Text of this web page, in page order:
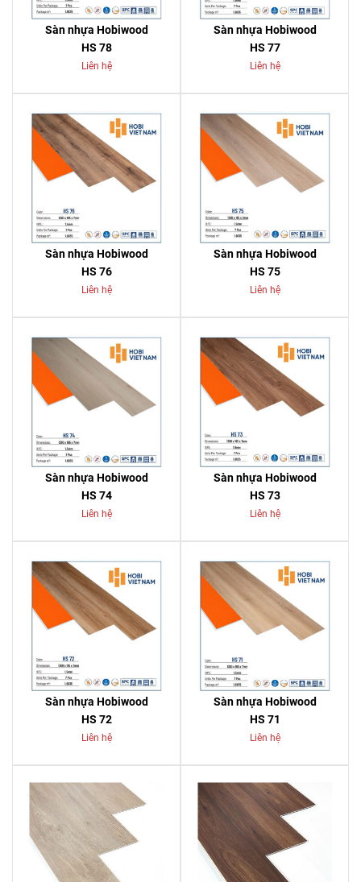
Sàn nhựa Hobiwood
HS 78
Liên hệ
Sàn nhựa Hobiwood
HS 77
Liên hệ
Sàn nhựa Hobiwood
HS 76
Liên hệ
Sàn nhựa Hobiwood
HS 75
Liên hệ
Sàn nhựa Hobiwood
HS 74
Liên hệ
Sàn nhựa Hobiwood
HS 73
Liên hệ
Sàn nhựa Hobiwood
HS 72
Liên hệ
Sàn nhựa Hobiwood
HS 71
Liên hệ